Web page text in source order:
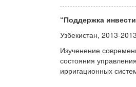
“Поддержка
Узбекистан, 2013-
Изученение
состояния
ирригационных